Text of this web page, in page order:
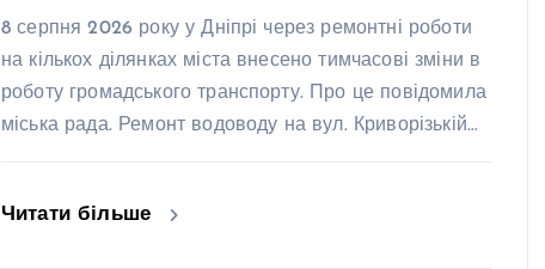
8 серпня 2026 року у Дніпрі через ремонтні роботи
на кількох ділянках міста внесено тимчасові зміни в
роботу громадського транспорту. Про це повідомила
міська рада. Ремонт водоводу на вул. Криворізькій…
Читати більше